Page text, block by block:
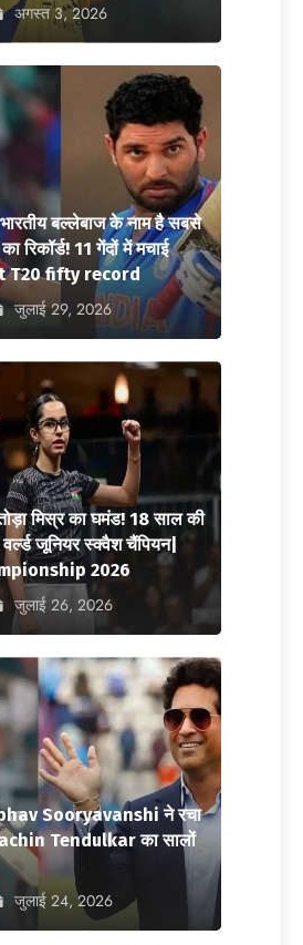
अगस्त 3, 2026
बल्लेबाज के नाम है सबसे
रिकॉर्ड! 11 गेंदों में मचाई
T20 fifty record
जुलाई 29, 2026
मिस्र का घमंड! 18 साल की
जूनियर स्क्वैश चैंपियन|
2026
जुलाई 26, 2026
Sooryavanshi ने रचा
Tendulkar का सालों
जुलाई 24, 2026